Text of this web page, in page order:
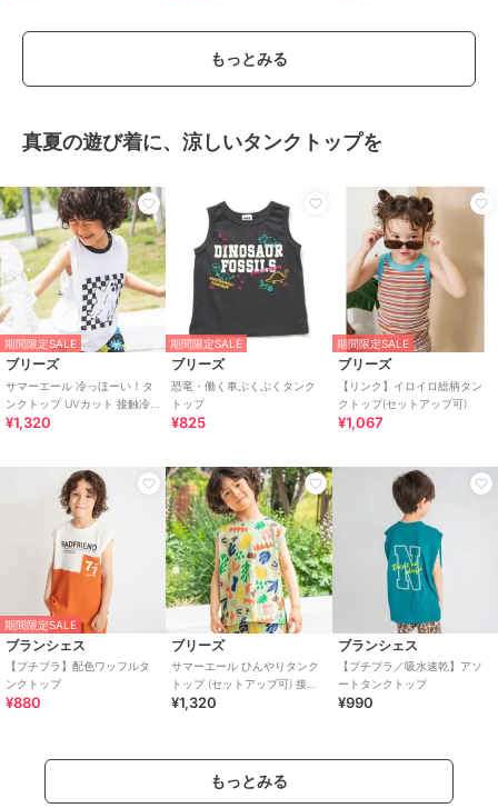
もっとみる
真夏の遊び着に、涼しいタンクトップを
期間限定SALE
ブリーズ
サマーエール 冷っほーい！タ
ンクトップ UVカット 接触冷
感
¥1,320
期間限定SALE
ブリーズ
恐竜・働く車ぷくぷくタンク
トップ
¥825
期間限定SALE
ブリーズ
【リンク】イロイロ総柄タン
クトップ(セットアップ可)
¥1,067
期間限定SALE
ブランシェス
【プチプラ】配色ワッフルタ
ンクトップ
¥880
ブリーズ
サマーエール ひんやりタンク
トップ (セットアップ可) 接触
冷感
¥1,320
ブランシェス
【プチプラ／吸水速乾】アソ
ートタンクトップ
¥990
もっとみる